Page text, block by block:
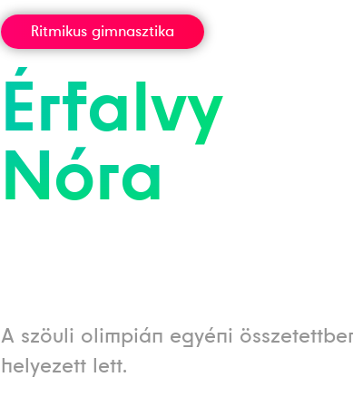
Ritmikus gimnasztika
Érfalvy
Nóra
A szöuli olimpián egyéni
helyezett lett.